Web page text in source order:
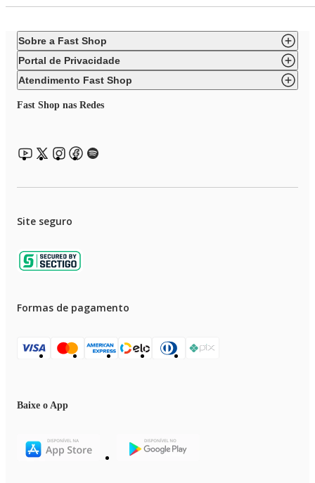
Sobre a Fast Shop
Portal de Privacidade
Atendimento Fast Shop
Fast Shop nas Redes
Site seguro
Formas de pagamento
Baixe o App